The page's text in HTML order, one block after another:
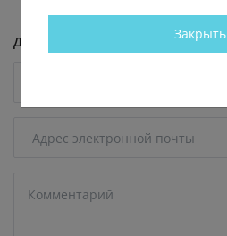
Добавить комментарий Закрыть